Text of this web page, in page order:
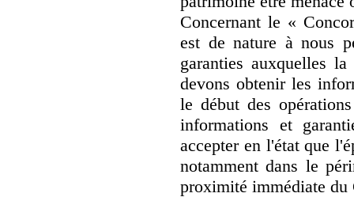
Concernant le «
est de nature à nous
garanties auxquelles
devons obtenir les
le début des
informations et
accepter en l'état que
notamment dans le
proximité immédiate du